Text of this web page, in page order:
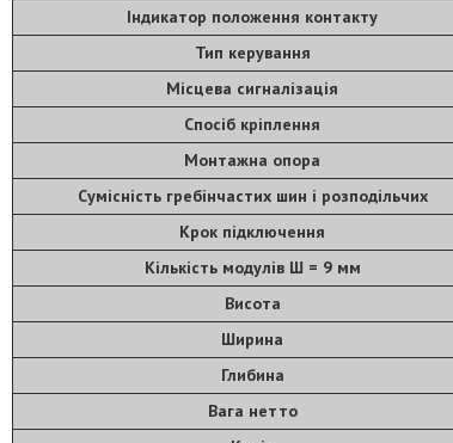
Індикатор положення контакту
Тип керування
Місцева сигналізація
Спосіб кріплення
Монтажна опора
Сумісність гребінчастих шин і розподільчих
Крок підключення
Кількість модулів Ш = 9 мм
Висота
Ширина
Глибина
Вага нетто